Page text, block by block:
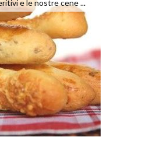
e le nostre cene ...